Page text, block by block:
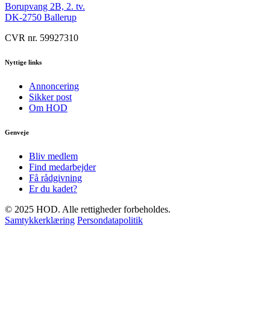
Borupvang 2B, 2. tv.
DK-2750 Ballerup
CVR nr. 59927310
Nyttige links
Annoncering
Sikker post
Om HOD
Genveje
Bliv medlem
Find medarbejder
Få rådgivning
Er du kadet?
© 2025 HOD. Alle rettigheder forbeholdes.
Samtykkerklæring Persondatapolitik